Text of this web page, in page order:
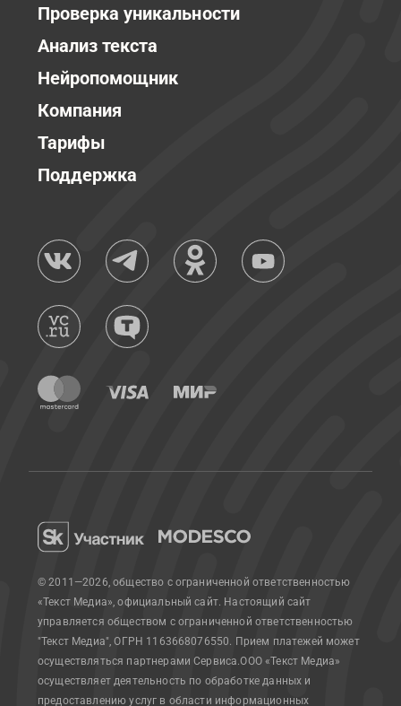
Проверка уникальности
Анализ текста
Нейропомощник
Компания
Тарифы
Поддержка
© 2011—2026, общество с ограниченной ответственностью
«Текст Медиа», официальный сайт. Настоящий сайт
управляется обществом с ограниченной ответственностью
"Текст Медиа", ОГРН 1163668076550. Прием платежей может
осуществляться партнерами Сервиса.ООО «Текст Медиа»
осуществляет деятельность по обработке данных и
предоставлению услуг в области информационных